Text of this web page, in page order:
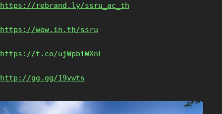
https://rebrand.ly/ssru_ac_th
https://wow.in.th/ssru
https://t.co/ujWpbiWXnL
http://gg.gg/19ywts